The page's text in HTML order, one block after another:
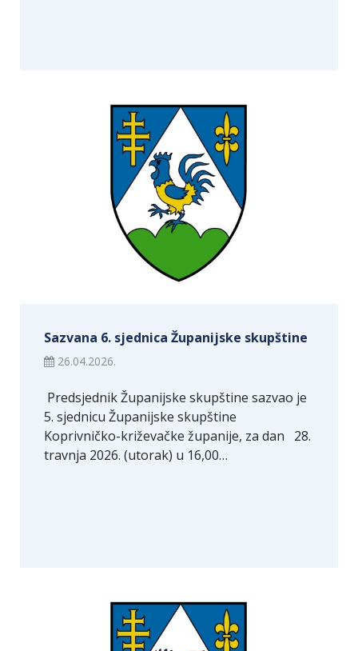
Sazvana 6. sjednica Županijske skupštine
26.04.2026.
Predsjednik Županijske skupštine sazvao je
5. sjednicu Županijske skupštine
Koprivničko-križevačke županije, za dan 28.
travnja 2026. (utorak) u 16,00…